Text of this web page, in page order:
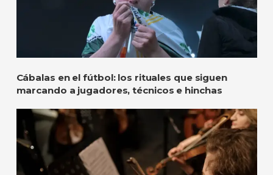
Cábalas en el fútbol: los rituales que siguen
marcando a jugadores, técnicos e hinchas